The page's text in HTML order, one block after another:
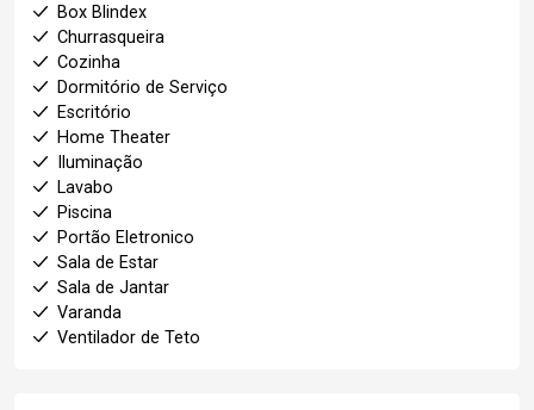
Box Blindex
Churrasqueira
Cozinha
Dormitório de Serviço
Escritório
Home Theater
Iluminação
Lavabo
Piscina
Portão Eletronico
Sala de Estar
Sala de Jantar
Varanda
Ventilador de Teto